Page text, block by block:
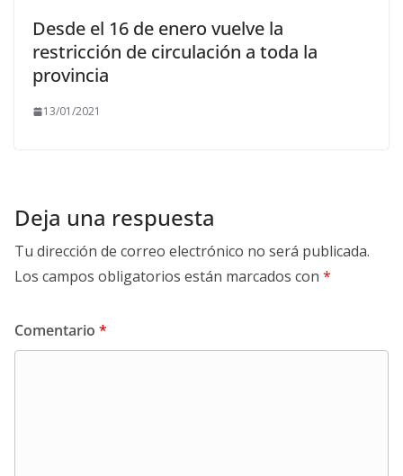
Desde el 16 de enero vuelve la
restricción de circulación a toda la
provincia
13/01/2021
Deja una respuesta
Tu dirección de correo electrónico no será publicada.
Los campos obligatorios están marcados con *
Comentario *